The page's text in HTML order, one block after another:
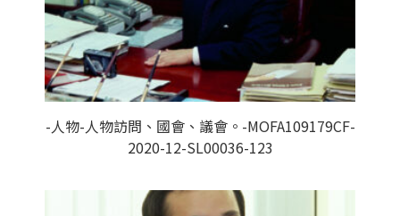
-人物-人物訪問、國會、議會。-MOFA109179CF-
2020-12-SL00036-123